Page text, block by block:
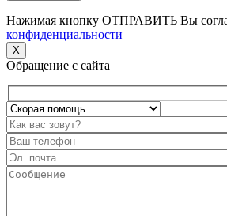
Нажимая кнопку ОТПРАВИТЬ Вы
конфиденциальности
X
Обращение с сайта